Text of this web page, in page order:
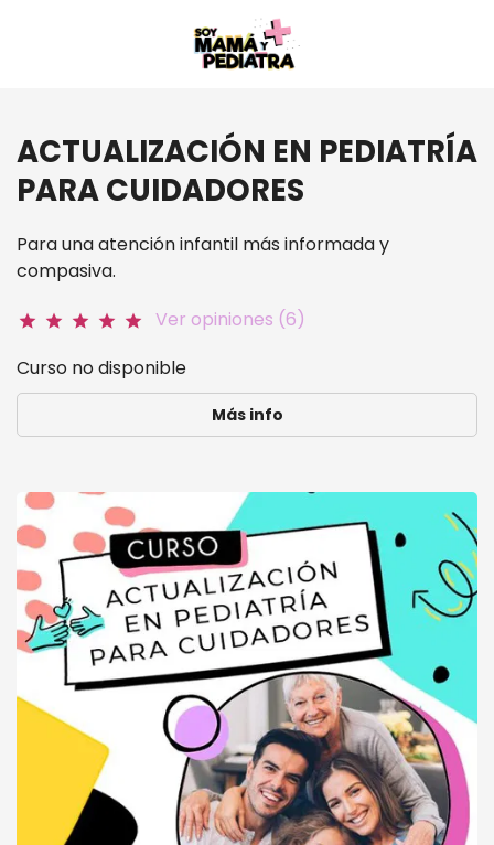
ACTUALIZACIÓN EN PEDIATRÍA
PARA CUIDADORES
Para una atención infantil más informada y
compasiva.
star star star star star
Ver opiniones (6)
Curso no disponible
Más info